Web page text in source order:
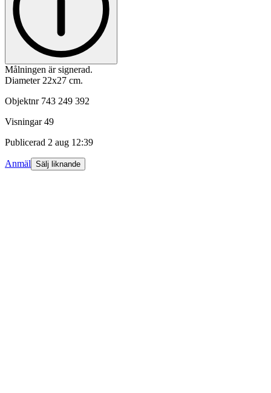
Målningen är signerad.
Diameter 22x27 cm.
Objektnr 743 249 392
Visningar 49
Publicerad 2 aug 12:39
Anmäl Sälj liknande